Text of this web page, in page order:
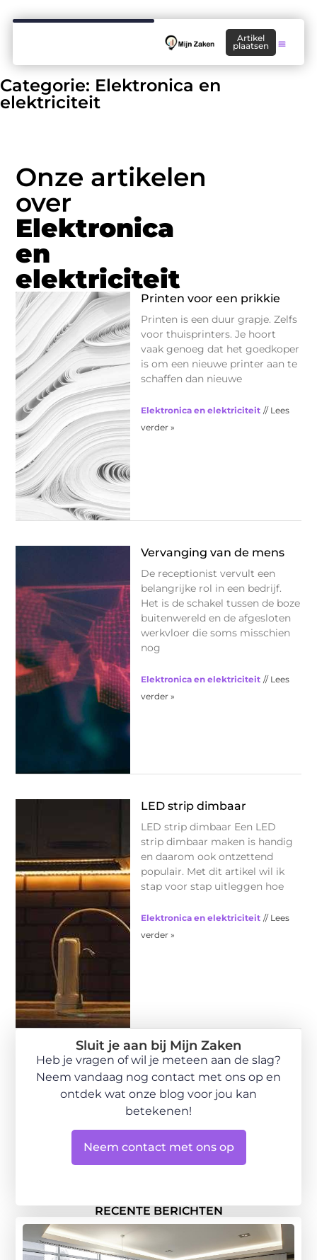
Artikel
plaatsen
Categorie: Elektronica en
elektriciteit
Onze artikelen
over
Elektronica
en
elektriciteit
Printen voor een prikkie
Printen is een duur grapje. Zelfs
voor thuisprinters. Je hoort
vaak genoeg dat het goedkoper
is om een nieuwe printer aan te
schaffen dan nieuwe
Elektronica en elektriciteit // Lees
verder »
Vervanging van de mens
De receptionist vervult een
belangrijke rol in een bedrijf.
Het is de schakel tussen de boze
buitenwereld en de afgesloten
werkvloer die soms misschien
nog
Elektronica en elektriciteit // Lees
verder »
LED strip dimbaar
LED strip dimbaar Een LED
strip dimbaar maken is handig
en daarom ook ontzettend
populair. Met dit artikel wil ik
stap voor stap uitleggen hoe
Elektronica en elektriciteit // Lees
verder »
RECENTE BERICHTEN
Sluit je aan bij Mijn Zaken
Heb je vragen of wil je meteen aan de slag?
Neem vandaag nog contact met ons op en
ontdek wat onze blog voor jou kan
betekenen!
Neem contact met ons op